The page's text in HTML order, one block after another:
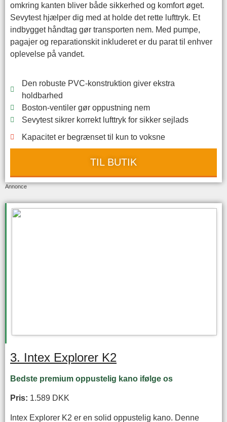
omkring kanten bliver både sikkerhed og komfort øget.
Sevytest hjælper dig med at holde det rette lufttryk. Et
indbygget håndtag gør transporten nem. Med pumpe,
pagajer og reparationskit inkluderet er du parat til enhver
oplevelse på vandet.
Den robuste PVC-konstruktion giver ekstra
holdbarhed
Boston-ventiler gør oppustning nem
Sevytest sikrer korrekt lufttryk for sikker sejlads
Kapacitet er begrænset til kun to voksne
TIL BUTIK
Annonce
3. Intex Explorer K2
Bedste premium oppustelig kano ifølge os
Pris: 1.589 DKK
Intex Explorer K2 er en solid oppustelig kano. Denne